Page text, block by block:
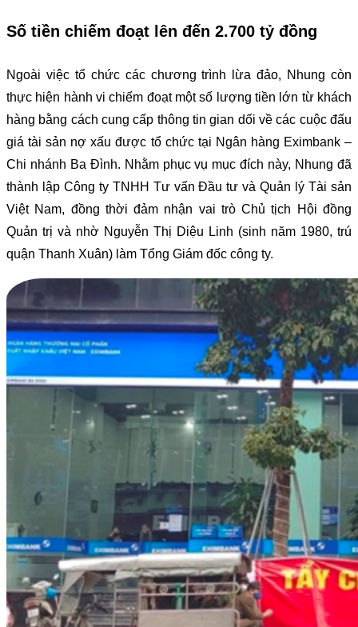
Số tiền chiếm đoạt lên đến 2.700 tỷ đồng
Ngoài việc tổ chức các chương trình lừa đảo, Nhung còn
thực hiện hành vi chiếm đoạt một số lượng tiền lớn từ khách
hàng bằng cách cung cấp thông tin gian dối về các cuộc đấu
giá tài sản nợ xấu được tổ chức tại Ngân hàng Eximbank –
Chi nhánh Ba Đình. Nhằm phục vụ mục đích này, Nhung đã
thành lập Công ty TNHH Tư vấn Đầu tư và Quản lý Tài sản
Việt Nam, đồng thời đảm nhận vai trò Chủ tịch Hội đồng
Quản trị và nhờ Nguyễn Thị Diệu Linh (sinh năm 1980, trú
quận Thanh Xuân) làm Tổng Giám đốc công ty.